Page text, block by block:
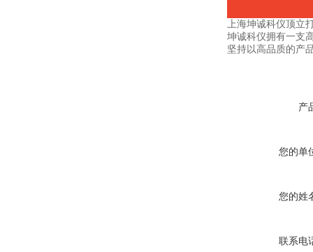
上海坤诚科仪顶立
坤诚科仪拥有一支
坚持以高品质的产
产
您的单
您的姓
联系电